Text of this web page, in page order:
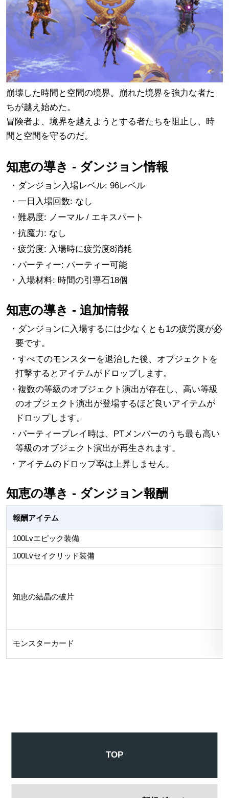
崩壊した時間と空間の境界。崩れた境界を強力な者た
ちが越え始めた。
冒険者よ、境界を越えようとする者たちを阻止し、時
間と空間を守るのだ。
知恵の導き - ダンジョン情報
・ダンジョン入場レベル: 96レベル
・一日入場回数: なし
・難易度: ノーマル / エキスパート
・抗魔力: なし
・疲労度: 入場時に疲労度8消耗
・パーティー: パーティー可能
・入場材料: 時間の引導石18個
知恵の導き - 追加情報
・ダンジョンに入場するには少なくとも1の疲労度が必
要です。
・すべてのモンスターを退治した後、オブジェクトを
打撃するとアイテムがドロップします。
・複数の等級のオブジェクト演出が存在し、高い等級
のオブジェクト演出が登場するほど良いアイテムが
ドロップします。
・パーティープレイ時は、PTメンバーのうち最も高い
等級のオブジェクト演出が再生されます。
・アイテムのドロップ率は上昇しません。
知恵の導き - ダンジョン報酬
報酬アイテム
100Lvエピック装備
100Lvセイクリッド装備
知恵の結晶の破片
モンスターカード
TOP